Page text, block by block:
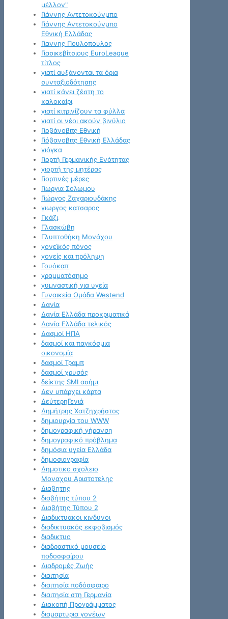
μέλλον"
Γιάννης Αντετοκούνμπο
Γιάννης Αντετοκούνμπο
Εθνική Ελλάδας
Γιαννης Πουλοπουλος
Γιασικεβίτσιους EuroLeague
τίτλος
γιατί αυξάνονται τα όρια
συνταξιοδότησης
γιατί κάνει ζέστη το
καλοκαίρι
γιατί κιτρινίζουν τα φύλλα
γιατί οι νέοι ακούν βινύλιο
Γιοβάνοβιτς Εθνική
Γιόβανοβιτς Εθνική Ελλάδας
γιόγκα
Γιορτή Γερμανικής Ενότητας
γιορτή της μητέρας
Γιορτινές μέρες
Γιωργια Σολωμου
Γιώργος Ζαχαριουδάκης
γιωργος κατσαρος
Γκάζι
Γλασκώβη
Γλυπτοθήκη Μονάχου
γονεϊκός πόνος
γονείς και πρόληψη
Γουόκαπ
γραμματόσημο
γυμναστική για υγεία
Γυναικεία Ομάδα Westend
Δανία
Δανία Ελλάδα προκριματικά
Δανία Ελλάδα τελικός
Δασμοί ΗΠΑ
δασμοί και παγκόσμια
οικονομία
δασμοί Τραμπ
δασμοί χρυσός
δείκτης SMI ασήμι
Δεν υπάρχει κάρτα
ΔεύτερηΓενιά
Δημήτρης Χατζηχρήστος
δημιουργία του WWW
δημογραφική γήρανση
δημογραφικό πρόβλημα
δημόσια υγεία Ελλάδα
δημοσιογραφία
Δημοτικο σχολειο
Μοναχου Αριστοτελης
Διαβητης
διαβήτης τύπου 2
Διαβήτης Τύπου 2
Διαδικτυακοι κινδυνοι
διαδικτυακός εκφοβισμός
διαδικτυο
διαδραστικό μουσείο
ποδοσφαίρου
Διαδρομές Ζωής
διαιτησία
διαιτησία ποδόσφαιρο
διαιτησία στη Γερμανία
Διακοπή Προγράμματος
διαμαρτυρια γονέων